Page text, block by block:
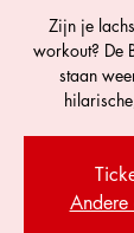
Zijn je
workout? De
staan
Andere